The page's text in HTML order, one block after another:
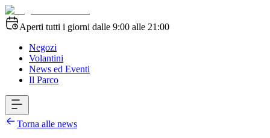
Aperti tutti i giorni dalle 9:00 alle 21:00
Negozi
Volantini
News ed Eventi
Il Parco
Torna alle news